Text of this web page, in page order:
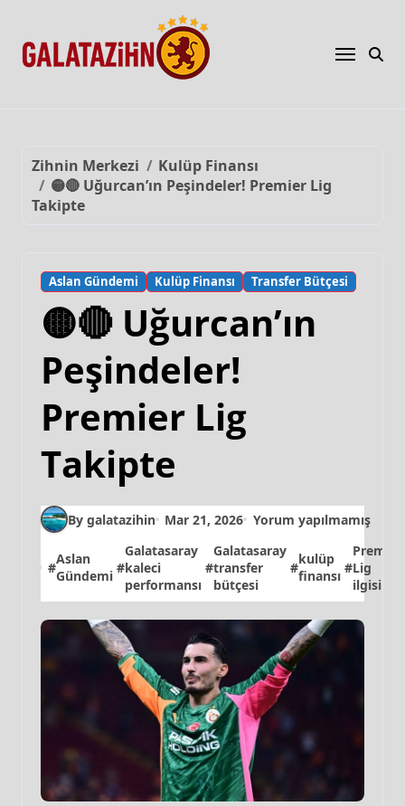
Zihnin Merkezi
Kulüp Finansı
🟡🔴 Uğurcan’ın Peşindeler! Premier Lig
Takipte
Aslan Gündemi Kulüp Finansı Transfer Bütçesi
🟡🔴 Uğurcan’ın
Peşindeler!
Premier Lig
Takipte
By galatazihin Mar 21, 2026 Yorum yapılmamış
#Aslan
Gündemi #
Galatasaray
kaleci
performansı
#
Galatasaray
transfer
bütçesi
#kulüp
finansı #
Premier
Lig
ilgisi